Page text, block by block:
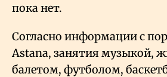
пока нет.
Согласно информации с
Astana, занятия музыкой,
балетом, футболом,